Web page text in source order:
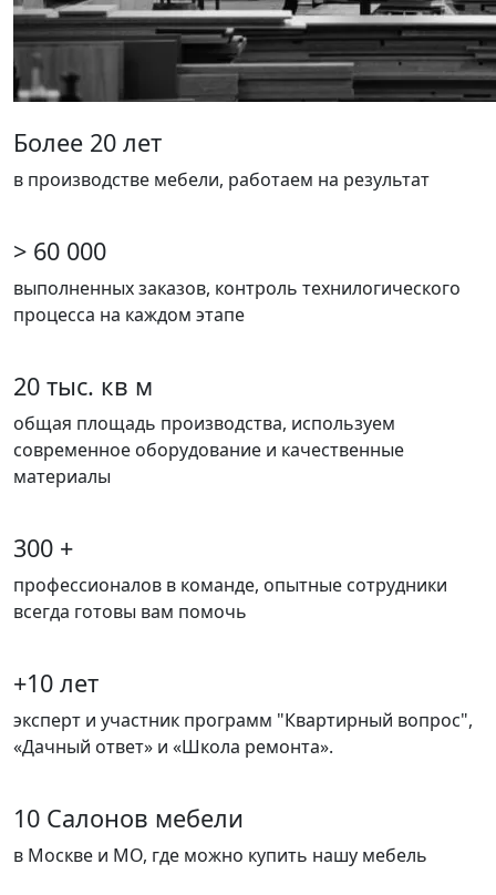
Более 20 лет
в производстве мебели, работаем на результат
> 60 000
выполненных заказов, контроль технилогического
процесса на каждом этапе
20 тыс. кв м
общая площадь производства, используем
современное оборудование и качественные
материалы
300 +
профессионалов в команде, опытные сотрудники
всегда готовы вам помочь
+10 лет
эксперт и участник программ "Квартирный вопрос",
«Дачный ответ» и «Школа ремонта».
10 Салонов мебели
в Москве и МО, где можно купить нашу мебель